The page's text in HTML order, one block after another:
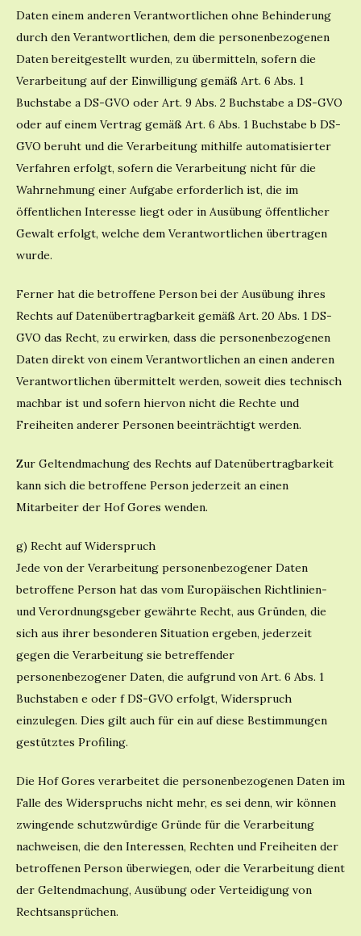
Daten einem anderen Verantwortlichen ohne Behinderung
durch den Verantwortlichen, dem die personenbezogenen
Daten bereitgestellt wurden, zu übermitteln, sofern die
Verarbeitung auf der Einwilligung gemäß Art. 6 Abs. 1
Buchstabe a DS-GVO oder Art. 9 Abs. 2 Buchstabe a DS-GVO
oder auf einem Vertrag gemäß Art. 6 Abs. 1 Buchstabe b DS-
GVO beruht und die Verarbeitung mithilfe automatisierter
Verfahren erfolgt, sofern die Verarbeitung nicht für die
Wahrnehmung einer Aufgabe erforderlich ist, die im
öffentlichen Interesse liegt oder in Ausübung öffentlicher
Gewalt erfolgt, welche dem Verantwortlichen übertragen
wurde.
Ferner hat die betroffene Person bei der Ausübung ihres
Rechts auf Datenübertragbarkeit gemäß Art. 20 Abs. 1 DS-
GVO das Recht, zu erwirken, dass die personenbezogenen
Daten direkt von einem Verantwortlichen an einen anderen
Verantwortlichen übermittelt werden, soweit dies technisch
machbar ist und sofern hiervon nicht die Rechte und
Freiheiten anderer Personen beeinträchtigt werden.
Zur Geltendmachung des Rechts auf Datenübertragbarkeit
kann sich die betroffene Person jederzeit an einen
Mitarbeiter der Hof Gores wenden.
g) Recht auf Widerspruch
Jede von der Verarbeitung personenbezogener Daten
betroffene Person hat das vom Europäischen Richtlinien-
und Verordnungsgeber gewährte Recht, aus Gründen, die
sich aus ihrer besonderen Situation ergeben, jederzeit
gegen die Verarbeitung sie betreffender
personenbezogener Daten, die aufgrund von Art. 6 Abs. 1
Buchstaben e oder f DS-GVO erfolgt, Widerspruch
einzulegen. Dies gilt auch für ein auf diese Bestimmungen
gestütztes Profiling.
Die Hof Gores verarbeitet die personenbezogenen Daten im
Falle des Widerspruchs nicht mehr, es sei denn, wir können
zwingende schutzwürdige Gründe für die Verarbeitung
nachweisen, die den Interessen, Rechten und Freiheiten der
betroffenen Person überwiegen, oder die Verarbeitung dient
der Geltendmachung, Ausübung oder Verteidigung von
Rechtsansprüchen.